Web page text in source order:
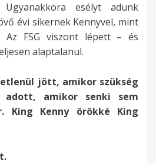
esélyt adunk
évi sikernek Kennyvel, mint
Az FSG viszont lépett – és
alaptalanul.
jött, amikor szükség
amikor senki sem
King Kenny örökké King